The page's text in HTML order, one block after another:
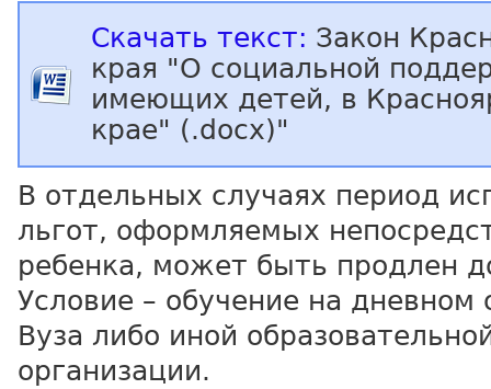
Скачать текст: Закон
края "О социальной
имеющих детей, в
крае" (.docx)"
В отдельных случаях период
льгот, оформляемых
ребенка, может быть продлен
Условие – обучение на дневном
Вуза либо иной
организации.